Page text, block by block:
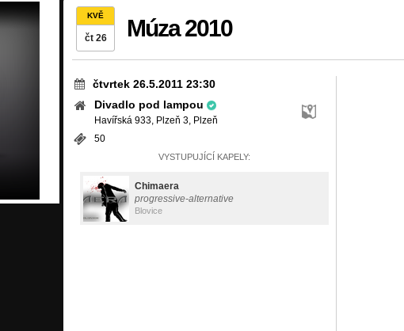
KVĚ
čt 26 Múza 2010
čtvrtek 26.5.2011 23:30
Divadlo pod lampou
Havířská 933, Plzeň 3, Plzeň
50
VYSTUPUJÍCÍ KAPELY:
Chimaera
progressive-alternative
Blovice